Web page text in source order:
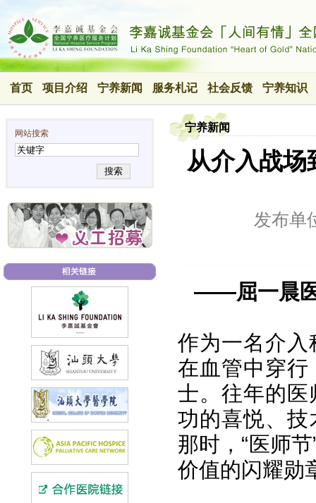
首页 项目介绍 宁养新闻 服务札记 社会反馈 宁养知识
网站搜索
搜索
宁养新闻
从介入战
发布单
——屈一晨医
作为一名介
在血管中穿
士。往年的
功的喜悦、
那时，“医师
价值的闪耀勋